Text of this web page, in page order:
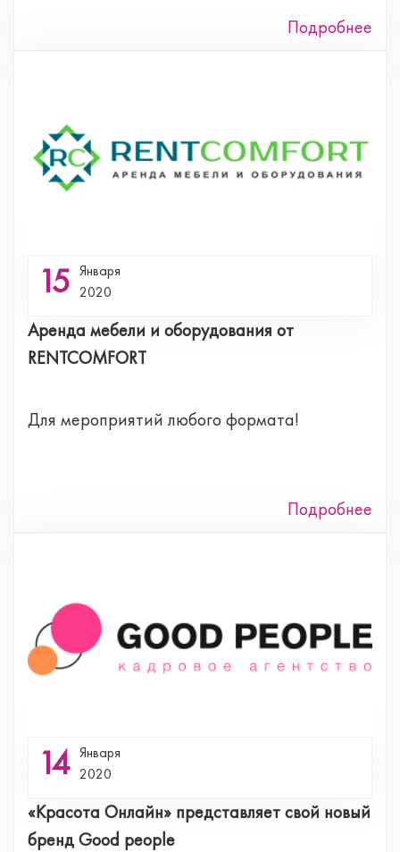
Подробнее
15 Января
2020
Аренда мебели и оборудования от
RENTCOMFORT
Для мероприятий любого формата!
Подробнее
14 Января
2020
«Красота Онлайн» представляет свой новый
бренд Good people